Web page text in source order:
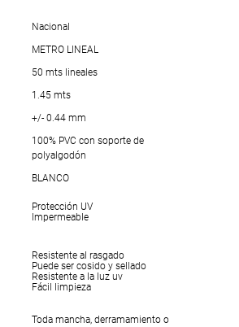
Nacional
METRO LINEAL
50 mts lineales
1.45 mts
+/- 0.44 mm
100% PVC con soporte de
polyalgodón
BLANCO
Protección UV
Impermeable
Resistente al rasgado
Puede ser cosido y sellado
Resistente a la luz uv
Fácil limpieza
Toda mancha, derramamiento o